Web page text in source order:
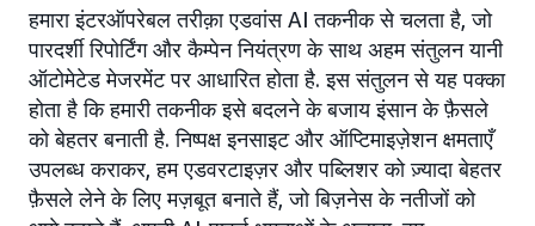
हमारा इंटरऑपरेबल तरीक़ा एडवांस AI तकनीक से चलता है, जो
पारदर्शी रिपोर्टिंग और कैम्पेन नियंत्रण के साथ अहम संतुलन यानी
ऑटोमेटेड मेजरमेंट पर आधारित होता है. इस संतुलन से यह पक्का
होता है कि हमारी तकनीक इसे बदलने के बजाय इंसान के फ़ैसले
को बेहतर बनाती है. निष्पक्ष इनसाइट और ऑप्टिमाइज़ेशन क्षमताएँ
उपलब्ध कराकर, हम एडवरटाइज़र और पब्लिशर को ज़्यादा बेहतर
फ़ैसले लेने के लिए मज़बूत बनाते हैं, जो बिज़नेस के नतीजों को